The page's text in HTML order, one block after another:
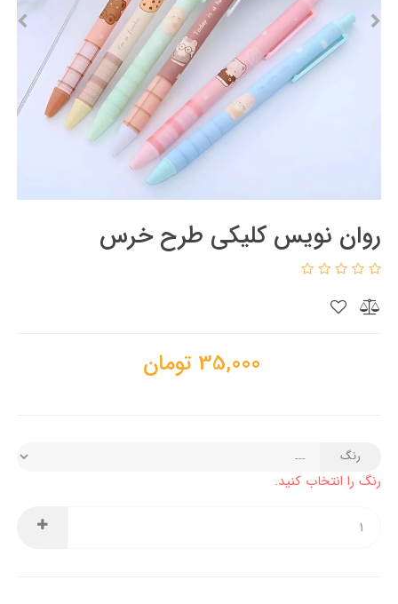
روان نویس کلیکی طرح خرس
35,000 تومان
رنگ
رنگ را انتخاب کنید.